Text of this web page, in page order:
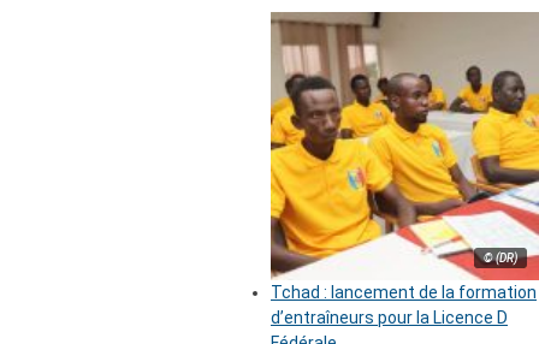
© (DR)
Tchad : lancement de la formation
d’entraîneurs pour la Licence D